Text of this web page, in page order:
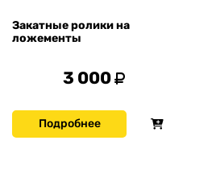
Закатные ролики на
ложементы
3 000
Подробнее